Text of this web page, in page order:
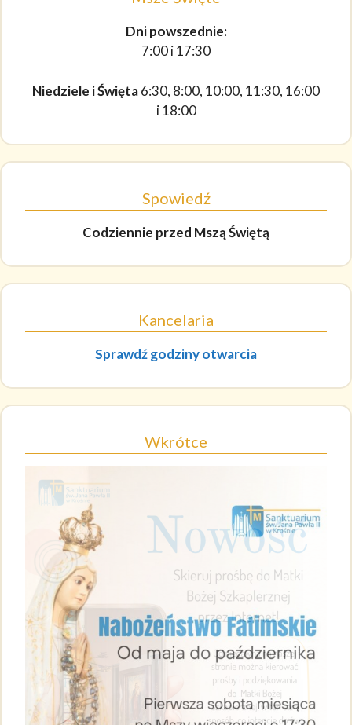
Dni powszednie:
7:00 i 17:30
Niedziele i Święta6:30, 8:00, 10:00, 11:30, 16:00
i 18:00
Spowiedź
Codziennie przed Mszą Świętą
Kancelaria
Sprawdź godziny otwarcia
Wkrótce